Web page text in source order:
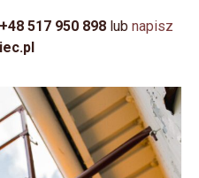
+48 517 950 898 lub napisz